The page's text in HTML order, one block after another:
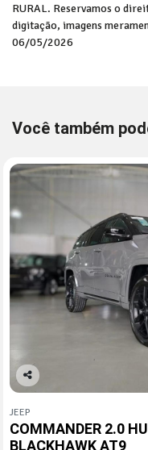
RURAL. Reservamos o
digitação, imagens
06/05/2026
Você também
Co
arti
lhe
JEEP
COMMANDER 2.0
BLACKHAWK AT9